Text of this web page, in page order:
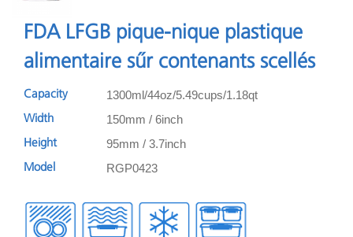
FDA LFGB pique-nique plastique
alimentaire sûr contenants scellés
Capacity 1300ml/44oz/5.49cups/1.18qt
Width 150mm / 6inch
Height 95mm / 3.7inch
Model RGP0423